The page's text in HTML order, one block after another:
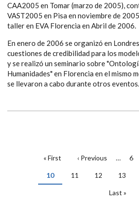
CAA2005 en Tomar (marzo de 2005),
VAST2005 en Pisa en noviembre de
taller en EVA Florencia en Abril de 2006.
En enero de 2006 se organizó en
cuestiones de credibilidad para los
y se realizó un seminario sobre
Humanidades" en Florencia en el mismo
se llevaron a cabo durante otros eventos.
PAGINACIÓN
Primera
« First
Página
‹ Previous … 6
Página
actual
10 Page
11 Page
12 Page
13
Última
Last »